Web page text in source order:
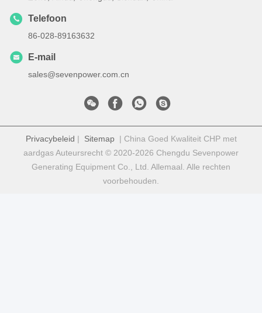
Telefoon
86-028-89163632
E-mail
sales@sevenpower.com.cn
Privacybeleid | Sitemap| China Goed Kwaliteit CHP met
aardgas Auteursrecht © 2020-2026 Chengdu Sevenpower
Generating Equipment Co., Ltd. Allemaal. Alle rechten
voorbehouden.